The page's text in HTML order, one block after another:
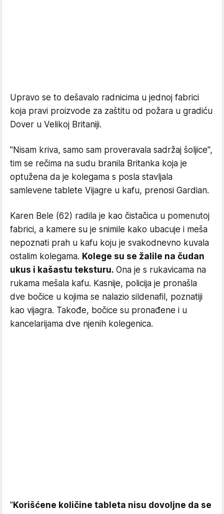
Upravo se to dešavalo radnicima u jednoj fabrici
koja pravi proizvode za zaštitu od požara u gradiću
Dover u Velikoj Britaniji.
"Nisam kriva, samo sam proveravala sadržaj šoljice",
tim se rečima na sudu branila Britanka koja je
optužena da je kolegama s posla stavljala
samlevene tablete Vijagre u kafu, prenosi Gardian.
Karen Bele (62) radila je kao čistačica u pomenutoj
fabrici, a kamere su je snimile kako ubacuje i meša
nepoznati prah u kafu koju je svakodnevno kuvala
ostalim kolegama. Kolege su se žalile na čudan
ukus i kašastu teksturu. Ona je s rukavicama na
rukama mešala kafu. Kasnije, policija je pronašla
dve bočice u kojima se nalazio sildenafil, poznatiji
kao vijagra. Takođe, bočice su pronađene i u
kancelarijama dve njenih kolegenica.
"Korišćene količine tableta nisu dovoljne da se